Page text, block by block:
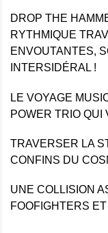
DROP THE
RYTHMIQUE
ENVOUTANTES,
INTERSIDÉRAL !
LE VOYAGE
POWER TRIO QUI
TRAVERSER LA
CONFINS DU
UNE COLLISION
FOOFIGHTERS